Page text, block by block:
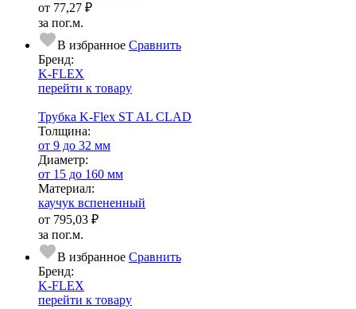
от 77,27 ₽
за пог.м.
В избранное Сравнить
Бренд:
K-FLEX
перейти к товару
Трубка K-Flex ST AL CLAD
Тол­щи­на:
от 9 до 32 мм
Диаметр:
от 15 до 160 мм
Ма­­те­­ри­­ал:
каучук вспененный
от 795,03 ₽
за пог.м.
В избранное Сравнить
Бренд:
K-FLEX
перейти к товару